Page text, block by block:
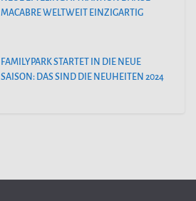
MACABRE WELTWEIT EINZIGARTIG
FAMILYPARK STARTET IN DIE NEUE
SAISON: DAS SIND DIE NEUHEITEN 2024